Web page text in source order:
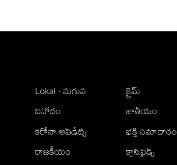
Lokal - మగువ
వినోదం
కరోనా అప్‌డేట్స్
రాజకీయం
క్రైమ్
జాతీయం
భక్తి సమాచారం
క్లాసిఫైడ్స్